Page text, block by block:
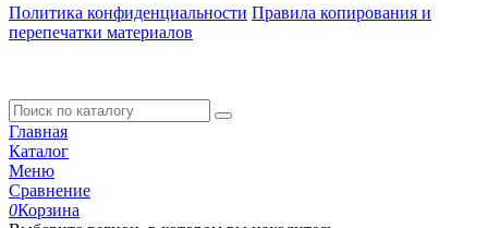
Политика конфиденциальности Правила копирования и
перепечатки материалов
Главная
Каталог
Меню
Сравнение
0Корзина